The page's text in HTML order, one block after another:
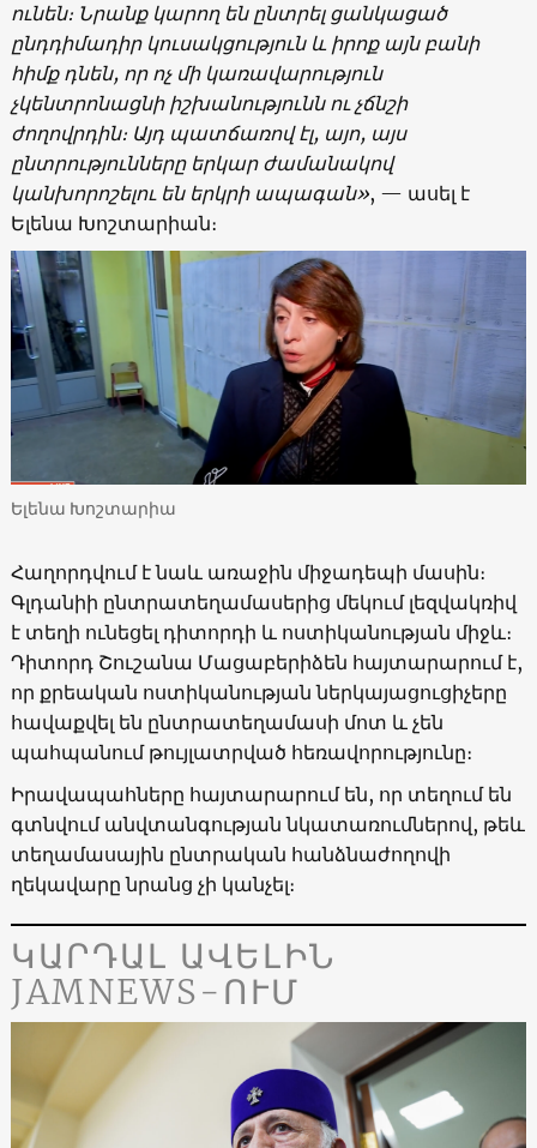
ունեն։ Նրանք կարող են ընտրել ցանկացած
ընդդիմադիր կուսակցություն և իրոք այն բանի
հիմք դնեն, որ ոչ մի կառավարություն
չկենտրոնացնի իշխանությունն ու չճնշի
ժողովրդին։ Այդ պատճառով էլ, այո, այս
ընտրությունները երկար ժամանակով
կանխորոշելու են երկրի ապագան», — ասել է
Ելենա Խոշտարիան։
Ելենա Խոշտարիա
Հաղորդվում է նաև առաջին միջադեպի մասին։
Գլդանիի ընտրատեղամասերից մեկում լեզվակռիվ
է տեղի ունեցել դիտորդի և ոստիկանության միջև։
Դիտորդ Շուշանա Մացաբերիձեն հայտարարում է,
որ քրեական ոստիկանության ներկայացուցիչերը
հավաքվել են ընտրատեղամասի մոտ և չեն
պահպանում թույլատրված հեռավորությունը։
Իրավապահները հայտարարում են, որ տեղում են
գտնվում անվտանգության նկատառումներով, թեև
տեղամասային ընտրական հանձնաժողովի
ղեկավարը նրանց չի կանչել։
ԿԱՐԴԱԼ ԱՎԵԼԻՆ
JAMNEWS-ՈՒՄ